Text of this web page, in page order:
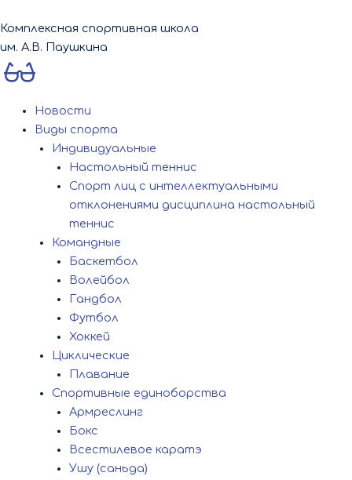
к
содержимому
Комплексная спортивная школа
им. А.В. Паушкина
Новости
Виды спорта
Индивидуальные
Настольный теннис
Спорт лиц с интеллектуальными
отклонениями дисциплина настольный
теннис
Командные
Баскетбол
Волейбол
Гандбол
Футбол
Хоккей
Циклические
Плавание
Спортивные единоборства
Армреслинг
Бокс
Всестилевое каратэ
Ушу (саньда)